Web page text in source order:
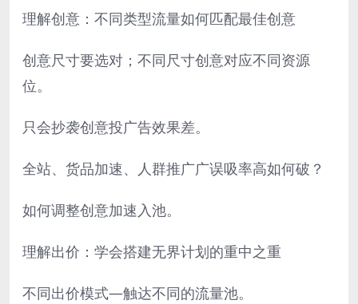
理解创意：不同类型流量如何匹配最佳创意
创意尺寸要选对；不同尺寸创意对应不同资源
位。
只会抄袭创意投广告效果差。
全站、货品加速、人群推广广误吸率高如何破？
如何调整创意加速入池。
理解出价：学会搭建无界计划的重中之重
不同出价模式—触达不同的流量池。